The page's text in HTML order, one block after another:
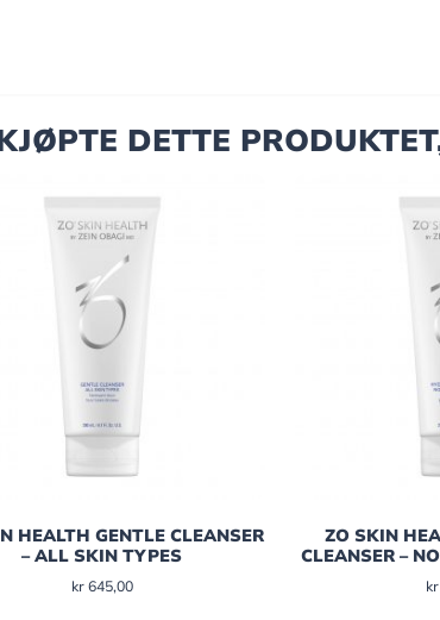
DETTE
HEALTH GENTLE CLEANSER
– ALL SKIN TYPES
kr645,00
ZO SKIN
CLEANSER –
kr